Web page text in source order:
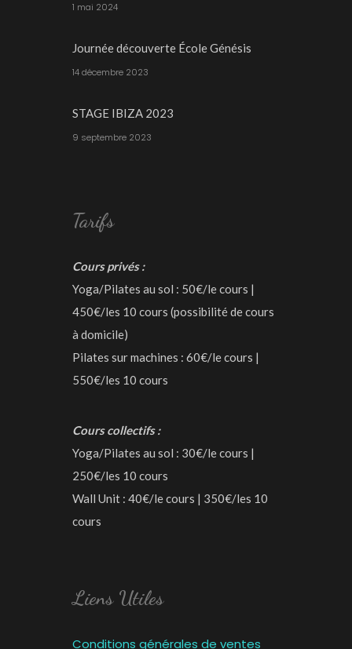
1 mai 2024
Journée découverte École Génésis
14 décembre 2023
STAGE IBIZA 2023
9 septembre 2023
Tarifs
Cours privés :
Yoga/Pilates au sol : 50€/le cours |
450€/les 10 cours (possibilité de cours
à domicile)
Pilates sur machines : 60€/le cours |
550€/les 10 cours
Cours collectifs :
Yoga/Pilates au sol : 30€/le cours |
250€/les 10 cours
Wall Unit : 40€/le cours | 350€/les 10
cours
Liens Utiles
Conditions générales de ventes